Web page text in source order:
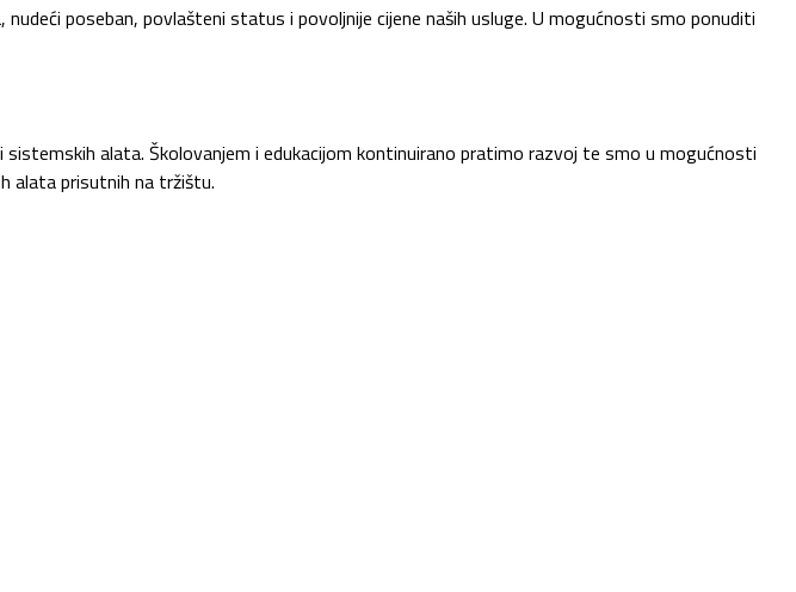
poseban, povlašteni status i povoljnije cijene naših usluge. U mogućnosti smo ponuditi
alata. Školovanjem i edukacijom kontinuirano pratimo razvoj te smo u mogućnosti
alata prisutnih na tržištu.